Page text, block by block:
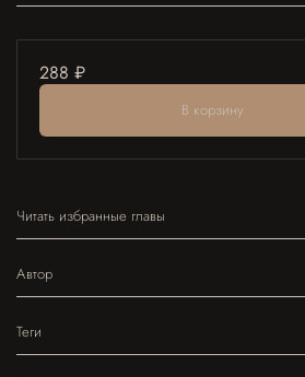
288 ₽
В корзину
Читать избранные главы
Автор
Теги